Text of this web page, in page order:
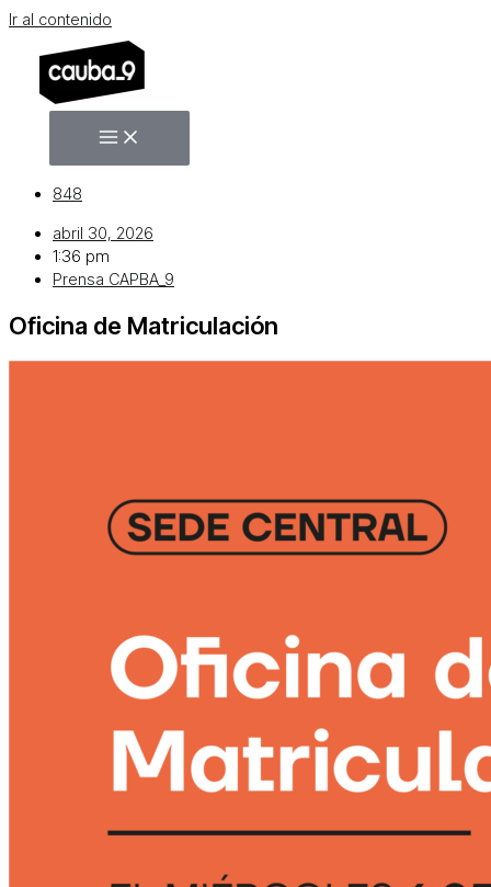
Ir al contenido
848
abril 30, 2026
1:36 pm
Prensa CAPBA_9
Oficina de Matriculación